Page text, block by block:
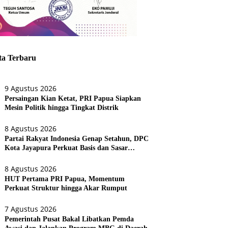
Terbaru
9 Agustus 2026
Persaingan Kian Ketat, PRI Papua Siapkan
Mesin Politik hingga Tingkat Distrik
8 Agustus 2026
Partai Rakyat Indonesia Genap Setahun, DPC
Kota Jayapura Perkuat Basis dan Sasar
8 Agustus 2026
HUT Pertama PRI Papua, Momentum
Perkuat Struktur hingga Akar Rumput
7 Agustus 2026
Pemerintah Pusat Bakal Libatkan Pemda